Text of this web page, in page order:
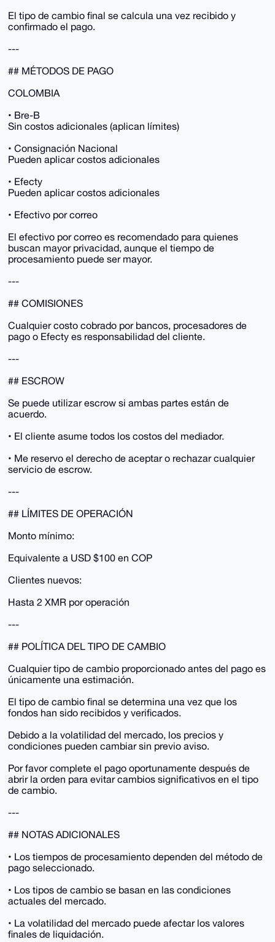
El tipo de cambio final se calcula una vez recibido y
confirmado el pago.
---
## MÉTODOS DE PAGO
COLOMBIA
• Bre-B
Sin costos adicionales (aplican límites)
• Consignación Nacional
Pueden aplicar costos adicionales
• Efecty
Pueden aplicar costos adicionales
• Efectivo por correo
El efectivo por correo es recomendado para quienes
buscan mayor privacidad, aunque el tiempo de
procesamiento puede ser mayor.
---
## COMISIONES
Cualquier costo cobrado por bancos, procesadores de
pago o Efecty es responsabilidad del cliente.
---
## ESCROW
Se puede utilizar escrow si ambas partes están de
acuerdo.
• El cliente asume todos los costos del mediador.
• Me reservo el derecho de aceptar o rechazar cualquier
servicio de escrow.
---
## LÍMITES DE OPERACIÓN
Monto mínimo:
Equivalente a USD $100 en COP
Clientes nuevos:
Hasta 2 XMR por operación
---
## POLÍTICA DEL TIPO DE CAMBIO
Cualquier tipo de cambio proporcionado antes del pago es
únicamente una estimación.
El tipo de cambio final se determina una vez que los
fondos han sido recibidos y verificados.
Debido a la volatilidad del mercado, los precios y
condiciones pueden cambiar sin previo aviso.
Por favor complete el pago oportunamente después de
abrir la orden para evitar cambios significativos en el tipo
de cambio.
---
## NOTAS ADICIONALES
• Los tiempos de procesamiento dependen del método de
pago seleccionado.
• Los tipos de cambio se basan en las condiciones
actuales del mercado.
• La volatilidad del mercado puede afectar los valores
finales de liquidación.